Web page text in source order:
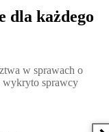
dla każdego
o
w sprawach o
wykryto sprawcy